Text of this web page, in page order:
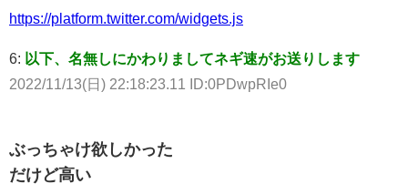
https://platform.twitter.com/widgets.js
6: 以下、名無しにかわりましてネギ速がお送りします
2022/11/13(日) 22:18:23.11 ID:0PDwpRIe0
ぶっちゃけ欲しかった
だけど高い